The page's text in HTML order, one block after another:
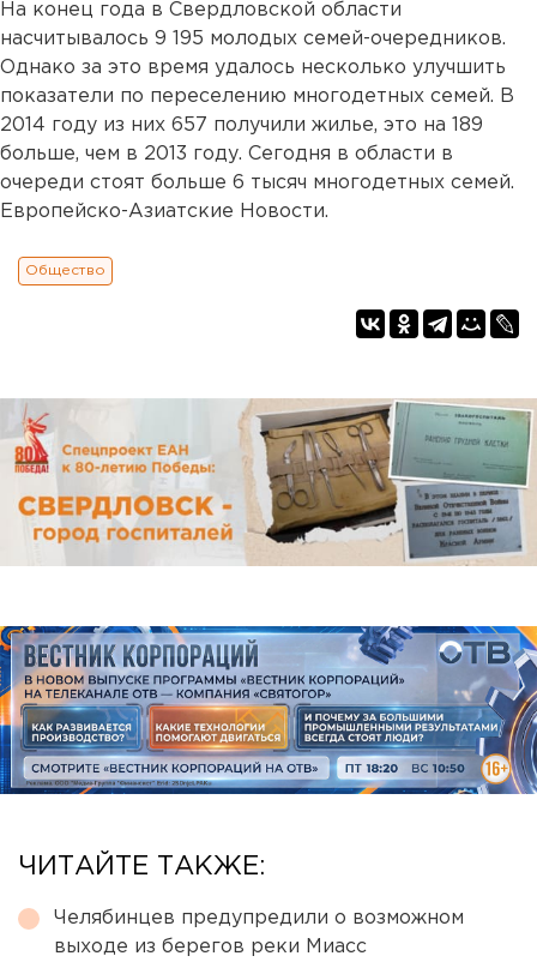
На конец года в Свердловской области
насчитывалось 9 195 молодых семей-очередников.
Однако за это время удалось несколько улучшить
показатели по переселению многодетных семей. В
2014 году из них 657 получили жилье, это на 189
больше, чем в 2013 году. Сегодня в области в
очереди стоят больше 6 тысяч многодетных семей.
Европейско-Азиатские Новости.
Общество
ЧИТАЙТЕ ТАКЖЕ:
Челябинцев предупредили о возможном
выходе из берегов реки Миасс